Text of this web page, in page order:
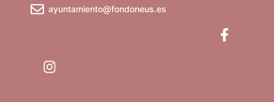
ayuntamiento@fondoneus.es